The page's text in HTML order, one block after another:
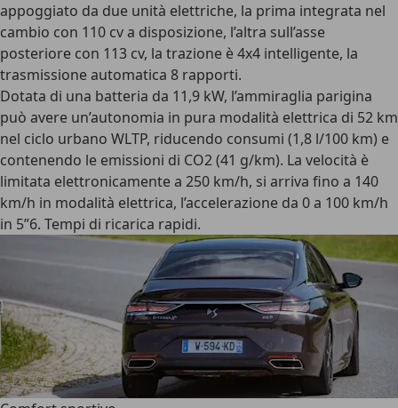
appoggiato da due unità elettriche, la prima integrata nel
cambio con 110 cv a disposizione, l’altra sull’asse
posteriore con 113 cv, la trazione è 4x4 intelligente, la
trasmissione automatica 8 rapporti.
Dotata di una batteria da 11,9 kW, l’ammiraglia parigina
può avere un’autonomia in pura modalità elettrica di 52 km
nel ciclo urbano WLTP, riducendo consumi (1,8 l/100 km) e
contenendo le emissioni di CO2 (41 g/km). La velocità è
limitata elettronicamente a 250 km/h, si arriva fino a 140
km/h in modalità elettrica, l’accelerazione da 0 a 100 km/h
in 5”6. Tempi di ricarica rapidi.